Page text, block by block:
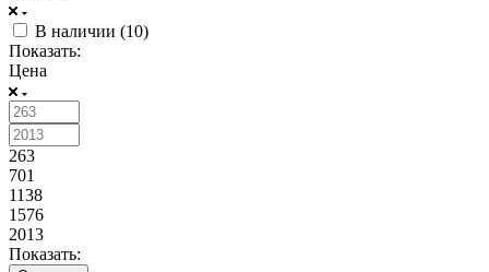
В наличии (10)
Показать:
Цена
263
701
1138
1576
2013
Показать: